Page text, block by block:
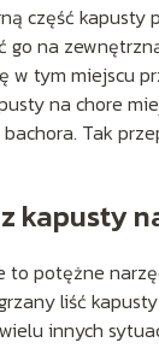
część kapusty
go na
w tym miejscu
na chore
Tak
kapusty
to potężne
liść
innych